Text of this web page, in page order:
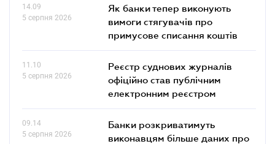
14.09
5 серпня 2026
Як банки тепер виконують
вимоги стягувачів про
примусове списання коштів
11.10
5 серпня 2026
Реєстр суднових журналів
офіційно став публічним
електронним реєстром
09.14
5 серпня 2026
Банки розкриватимуть
виконавцям більше даних про